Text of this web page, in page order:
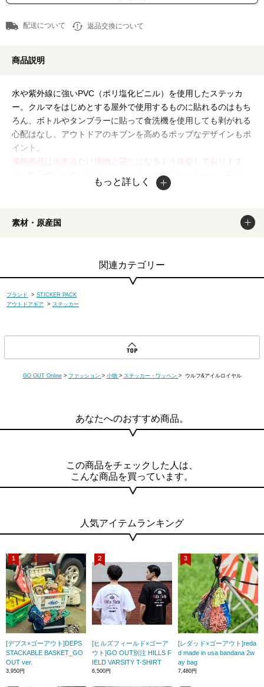
配送について 返品交換について
商品説明
水や紫外線に強いPVC（ポリ塩化ビニル）を使用したステッカ
ー。クルマをはじめとする屋外で使用するものに貼れるのはもち
ろん、ボトルやタンブラーに貼って食洗機を使用しても剥がれる
心配はなし。アウトドアのキブンを高めるポップなデザインもポ
イント。
掲載商品は出来るだけ現物と同じになるよう撮影しております
が、若干色味が違う場合もございます。商品のカラーは、PCデ
ィスプレイの性質上、実際の色と異なって見える場合がございま
もっと詳しく
素材・原産国
関連カテゴリー
ブランド > STICKER PACK
アウトドアギア > ステッカー
GO OUT Online > ファッション > 小物 > ステッカー・ワッペン > ウルフ&アイルロイヤル
あなたへのおすすめ商品。
この商品をチェックした人は、
こんな商品を買っています。
人気アイテムランキング
[デプス×ゴーアウト]DEPS
STACKABLE BASKET_GO
OUT ver.
3,950円
[ヒルズフィールド×ゴーア
ウト]GO OUT別注 HILLS F
IELD VARSITY T-SHIRT
6,500円
[レダッド×ゴーアウト]reda
d made in usa bandana 2w
ay bag
7,480円